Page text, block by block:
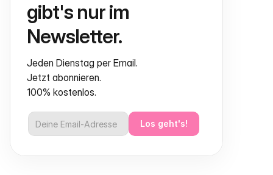
gibt's nur im
Newsletter.
Jeden Dienstag per Email.
Jetzt abonnieren.
100% kostenlos.
Los geht's!